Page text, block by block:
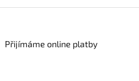
Přijímáme online platby